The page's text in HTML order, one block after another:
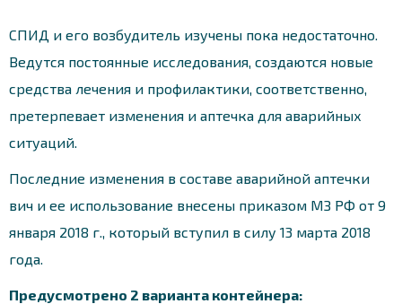
СПИД и его возбудитель изучены пока недостаточно.
Ведутся постоянные исследования, создаются новые
средства лечения и профилактики, соответственно,
претерпевает изменения и аптечка для аварийных
ситуаций.
Последние изменения в составе аварийной аптечки
вич и ее использование внесены приказом МЗ РФ от 9
января 2018 г., который вступил в силу 13 марта 2018
года.
Предусмотрено 2 варианта контейнера: